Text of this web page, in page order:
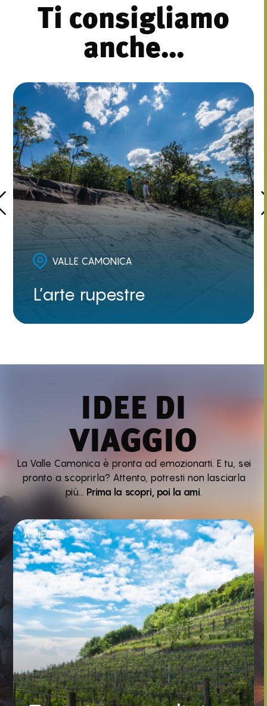
Ti consigliamo
anche...
VALLE CAMONICA
L’arte rupestre
IDEE DI
VIAGGIO
La Valle Camonica è pronta ad emozionarti. E tu, sei
pronto a scoprirla? Attento, potresti non lasciarla
più… Prima la scopri, poi la ami.
A PIEDI